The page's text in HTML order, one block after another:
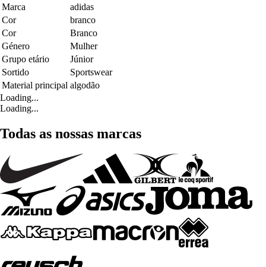
Marca
adidas
Cor
branco
Cor
Branco
Género
Mulher
Grupo etário
Júnior
Sortido
Sportswear
Material principal algodão
Loading...
Loading...
Todas as nossas marcas